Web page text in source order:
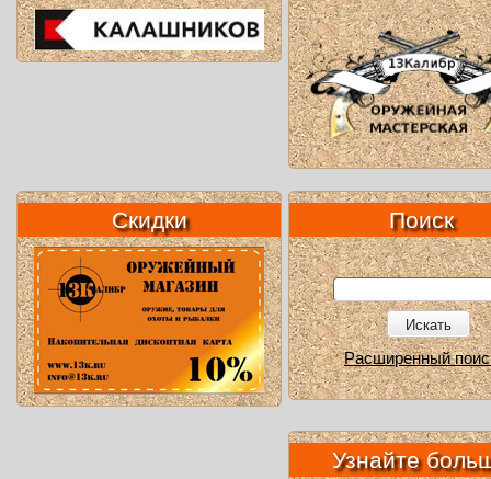
Скидки Поиск
Искать
Расширенный
Узнайте